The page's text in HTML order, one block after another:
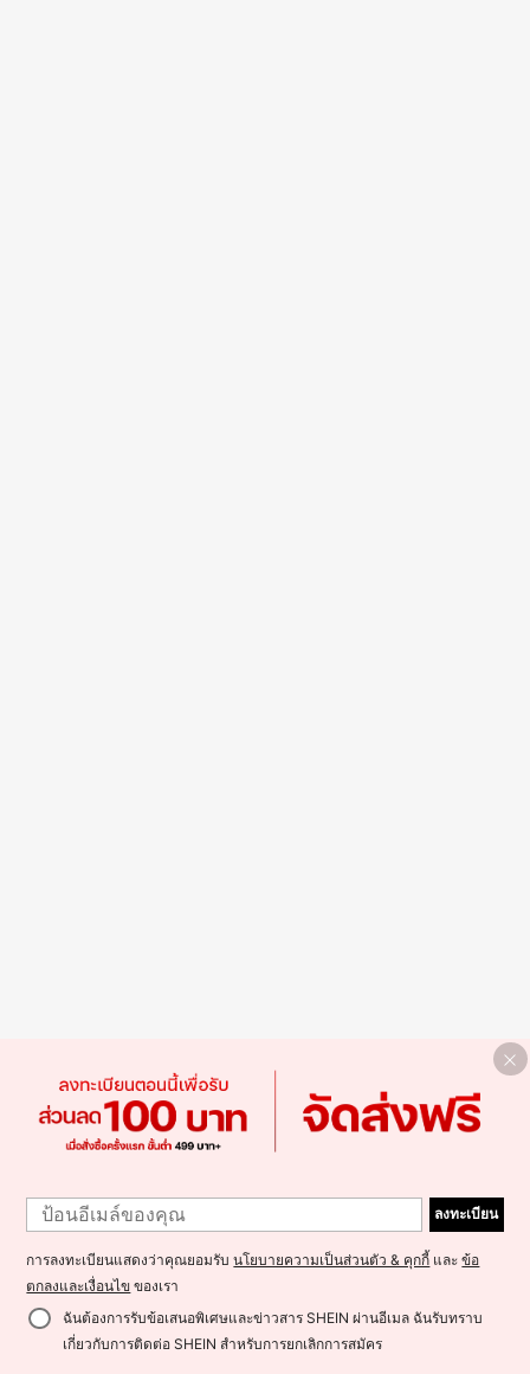
ลงทะเบียน
การลงทะเบียนแสดงว่าคุณยอมรับนโยบายความเป็นส่วนตัว & คุกกี้ และข้อ
ตกลงและเงื่อนไข ของเรา
ฉันต้องการรับข้อเสนอพิเศษและข่าวสาร SHEIN ผ่านอีเมล ฉันรับทราบ
เกี่ยวกับการติดต่อ SHEIN สำหรับการยกเลิกการสมัคร